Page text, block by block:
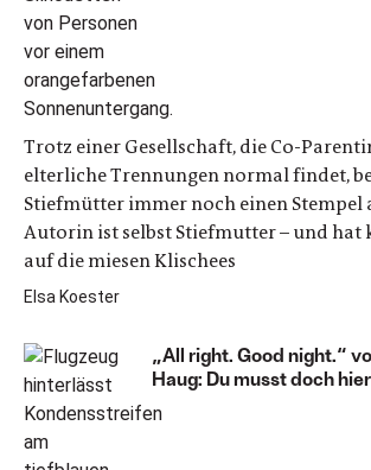
Trotz einer Gesellschaft, die Co-
elterliche Trennungen normal findet,
Stiefmütter immer noch einen Stempel
Autorin ist selbst Stiefmutter – und hat
auf die miesen Klischees
Elsa Koester
„All right. Good night.“
Haug: Du musst doch